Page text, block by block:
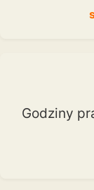
Godziny